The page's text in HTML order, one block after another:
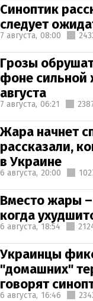
Синоптик
следует
7 августа, 08:00
Грозы
фоне сильной
августа
7 августа, 06:21
Жара начнет
рассказали,
в Украине
6 августа, 20:00
Вместо жары
когда
6 августа, 18:54
Украинцы
"домашних"
говорят
6 августа, 16:46